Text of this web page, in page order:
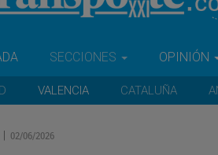
SECCIONES OPINIÓN
VALENCIA CATALUÑA
02/06/2026